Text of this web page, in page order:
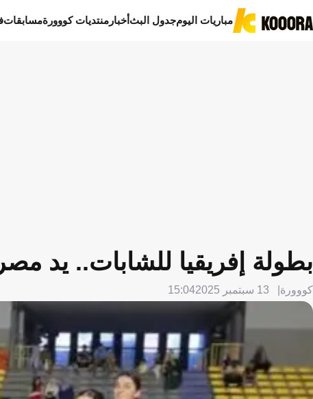
مباريات اليومجدول البثأخبار منتديات كووورةمسابقات
بطولة إفريقيا للشابات.. يد
كووورة 13 سبتمبر 2025 15:04